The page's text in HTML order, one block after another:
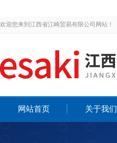
欢迎您来到江西省江崎贸易有限公司网站！
网站首页 关于我们